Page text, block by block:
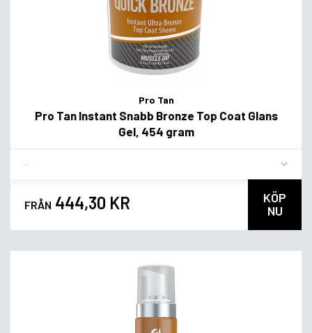
Pro Tan
Pro Tan Instant Snabb Bronze Top Coat Glans
Gel, 454 gram
FRÅN 444,30 KR
KÖP
NU